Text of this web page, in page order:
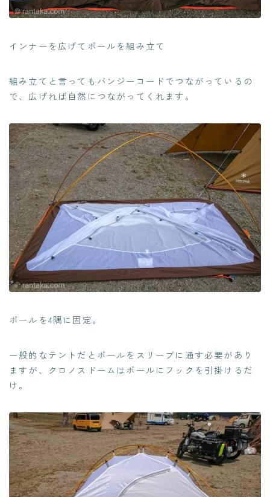
インナーを広げてポールを組み立て
組み立てと言ってもバンジーコードでつながっているの
で、広げれば自然につながってくれます。
ポールを4隅に固定。
一般的なテントだとポールをスリーブに通す必要があり
ますが、クロノスドームはポールにフックを引掛けるだ
け。